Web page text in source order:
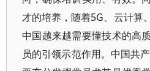
才的培养，随着5G、云计算
中国越来越需要懂技术的高
员的引领示范作用。中国共